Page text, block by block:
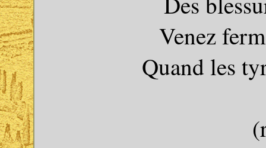
Venez
Quand les